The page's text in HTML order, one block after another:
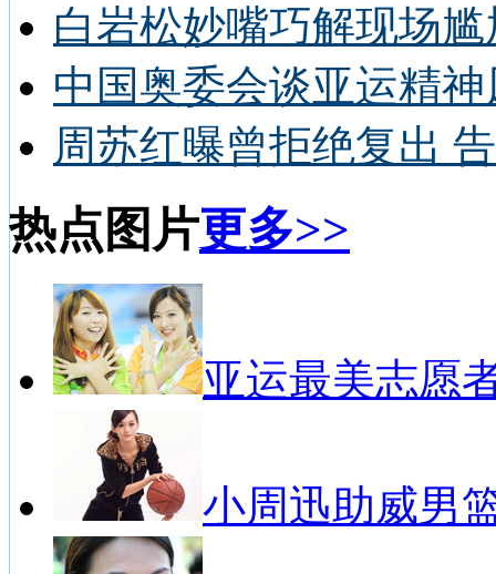
白岩松妙嘴巧解现场
中国奥委会谈亚运精
周苏红曝曾拒绝复出
热点图片更多>>
亚运最美志愿
小周迅助威男